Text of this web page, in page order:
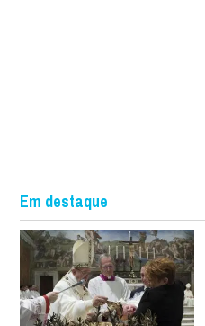
Em destaque